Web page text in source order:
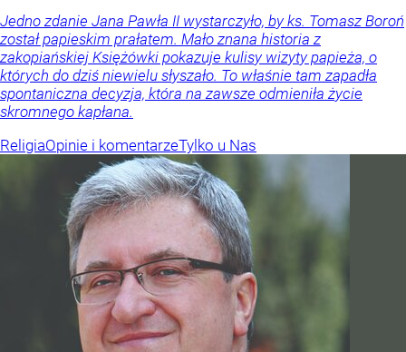
Jedno zdanie Jana Pawła II wystarczyło, by ks. Tomasz Boroń
został papieskim prałatem. Mało znana historia z
zakopiańskiej Księżówki pokazuje kulisy wizyty papieża, o
których do dziś niewielu słyszało. To właśnie tam zapadła
spontaniczna decyzja, która na zawsze odmieniła życie
skromnego kapłana.
ReligiaOpinie i komentarzeTylko u Nas